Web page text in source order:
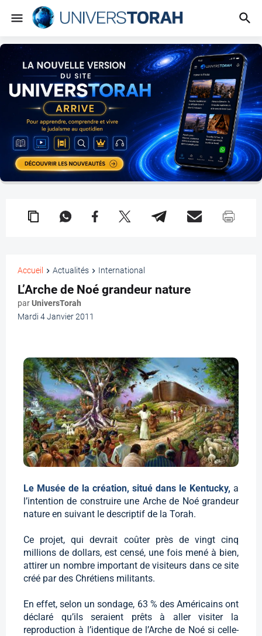
Accueil Actualités International
L’Arche de Noé grandeur nature
parUniversTorah
Mardi 4 Janvier 2011
Le Musée de la création, situé dans le Kentucky, a
l’intention de construire une Arche de Noé grandeur
nature en suivant le descriptif de la Torah.
Ce projet, qui devrait coûter près de vingt cinq
millions de dollars, est censé, une fois mené à bien,
attirer un nombre important de visiteurs dans ce site
créé par des Chrétiens militants.
En effet, selon un sondage, 63 % des Américains ont
déclaré qu’ils seraient prêts à aller visiter la
reproduction à l’identique de l’Arche de Noé si celle-